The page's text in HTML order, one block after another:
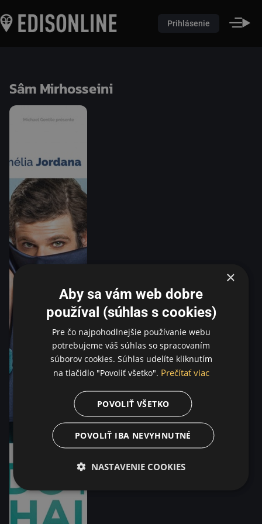
Prihlásenie
Sâm Mirhosseini
×
Aby sa vám web dobre
používal (súhlas s cookies)
Pre čo najpohodlnejšie používanie webu
potrebujeme váš súhlas so spracovaním
súborov cookies. Súhlas udelíte kliknutím
na tlačidlo "Povoliť všetko". Prečítať viac
POVOLIŤ VŠETKO
POVOLIŤ IBA NEVYHNUTNÉ
NASTAVENIE COOKIES